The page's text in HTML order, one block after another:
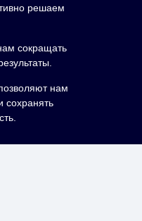
решаем
сокращать
нам
сохранять